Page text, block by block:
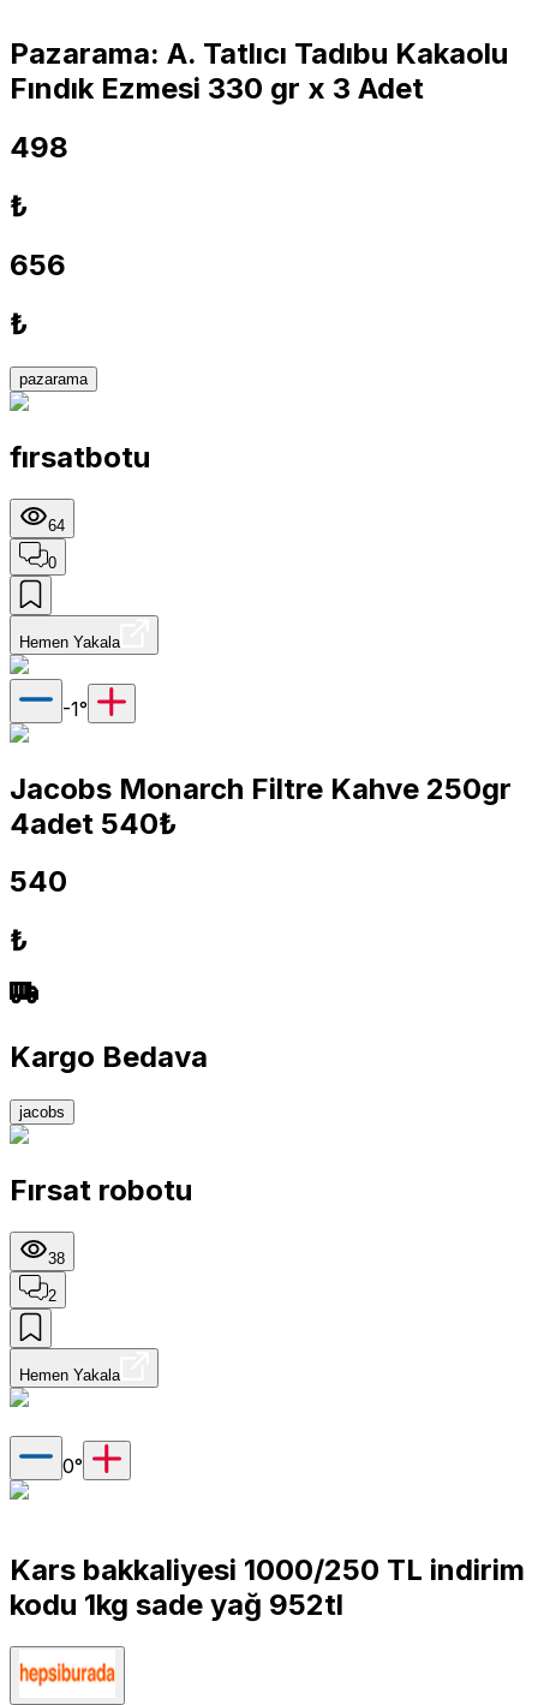
Pazarama: A. Tatlıcı Tadıbu Kakaolu
Fındık Ezmesi 330 gr x 3 Adet
498
₺
656
₺
pazarama
fırsatbotu
64
0
Hemen Yakala
-1°
Jacobs Monarch Filtre Kahve 250gr
4adet 540₺
540
₺
Kargo Bedava
jacobs
Fırsat robotu
38
2
Hemen Yakala
0°
Kars bakkaliyesi 1000/250 TL indirim
kodu 1kg sade yağ 952tl